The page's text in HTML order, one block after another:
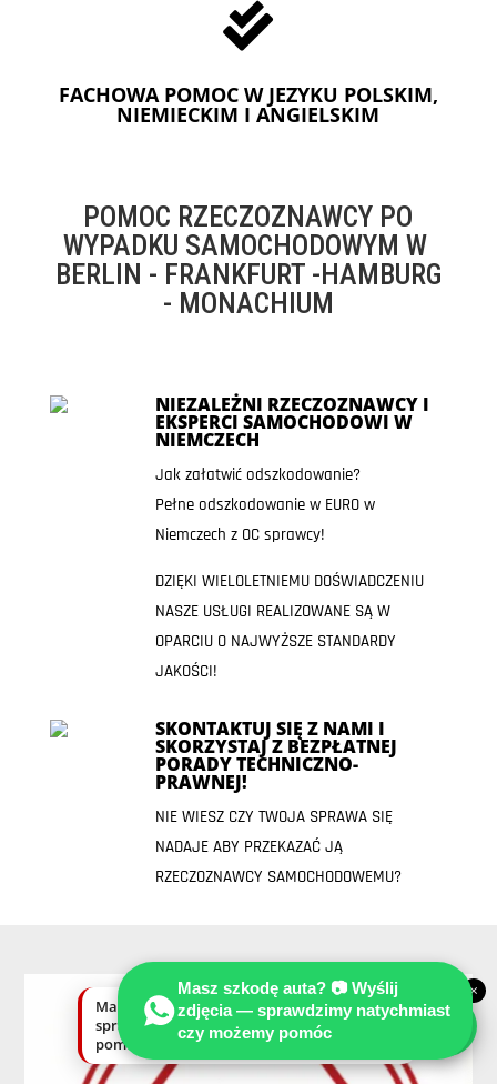

FACHOWA POMOC W JEZYKU POLSKIM,
NIEMIECKIM I ANGIELSKIM
POMOC RZECZOZNAWCY PO
WYPADKU SAMOCHODOWYM W
BERLIN - FRANKFURT -HAMBURG
- MONACHIUM
NIEZALEŻNI RZECZOZNAWCY I
EKSPERCI SAMOCHODOWI W
NIEMCZECH
Jak załatwić odszkodowanie?
Pełne odszkodowanie w EURO w
Niemczech z OC sprawcy!
DZIĘKI WIELOLETNIEMU DOŚWIADCZENIU
NASZE USŁUGI REALIZOWANE SĄ W
OPARCIU O NAJWYŻSZE STANDARDY
JAKOŚCI!
SKONTAKTUJ SIĘ Z NAMI I
SKORZYSTAJ Z BEZPŁATNEJ
PORADY TECHNICZNO-
PRAWNEJ!
NIE WIESZ CZY TWOJA SPRAWA SIĘ
NADAJE ABY PRZEKAZAĆ JĄ
RZECZOZNAWCY SAMOCHODOWEMU?
Masz szkodę auta? 📷 Wyślij
zdjęcia — sprawdzimy natychmiast
czy możemy pomóc
×
Masz szkodę auta? Wyślij zdjęcia —
sprawdzimy natychmiast, czy możemy
pomóc.